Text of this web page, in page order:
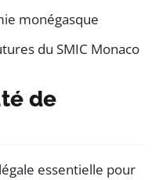
monégasque
du SMIC Monaco
de
essentielle pour